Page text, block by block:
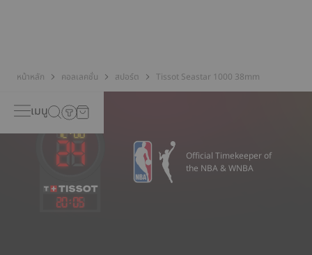
หน้าหลัก คอลเลคชั่น สปอร์ต Tissot Seastar 1000 38mm
เมนู
20:05
Official Timekeeper of
the NBA & WNBA